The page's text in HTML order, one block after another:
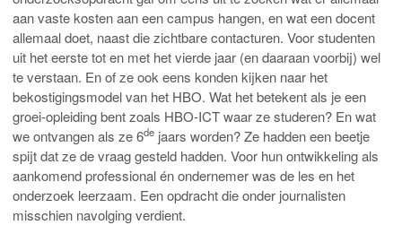
aan vaste kosten aan een campus hangen, en wat een docent
allemaal doet, naast die zichtbare contacturen. Voor studenten
uit het eerste tot en met het vierde jaar (en daaraan voorbij) wel
te verstaan. En of ze ook eens konden kijken naar het
bekostigingsmodel van het HBO. Wat het betekent als je een
groei-opleiding bent zoals HBO-ICT waar ze studeren? En wat
we ontvangen als ze 6de jaars worden? Ze hadden een beetje
spijt dat ze de vraag gesteld hadden. Voor hun ontwikkeling als
aankomend professional én ondernemer was de les en het
onderzoek leerzaam. Een opdracht die onder journalisten
misschien navolging verdient.